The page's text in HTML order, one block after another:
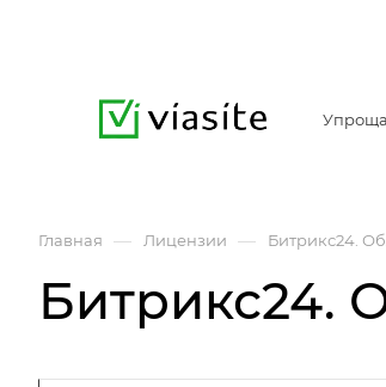
Главная — Лицензии — Битрикс24.
Битрикс24.